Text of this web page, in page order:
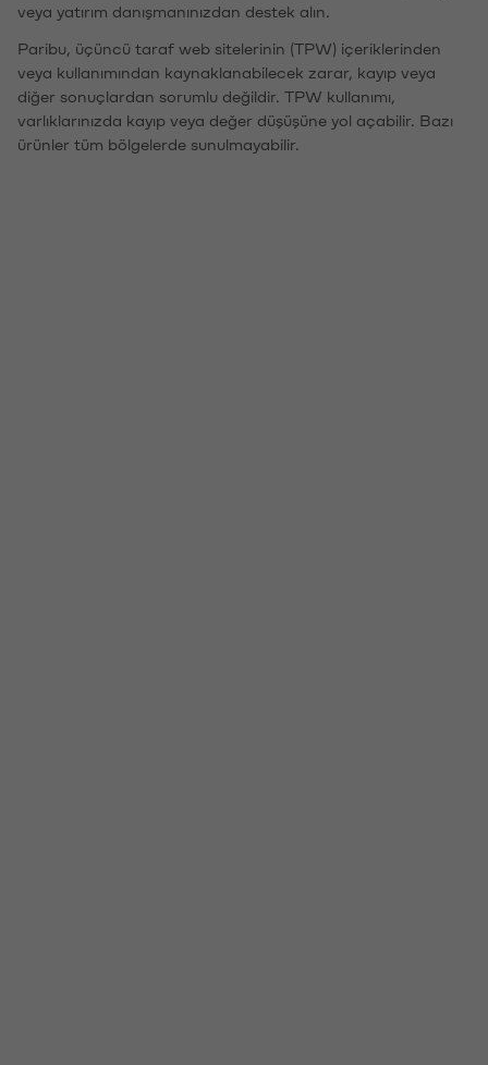
veya yatırım danışmanınızdan destek alın.
Paribu, üçüncü taraf web sitelerinin (TPW) içeriklerinden
veya kullanımından kaynaklanabilecek zarar, kayıp veya
diğer sonuçlardan sorumlu değildir. TPW kullanımı,
varlıklarınızda kayıp veya değer düşüşüne yol açabilir. Bazı
ürünler tüm bölgelerde sunulmayabilir.